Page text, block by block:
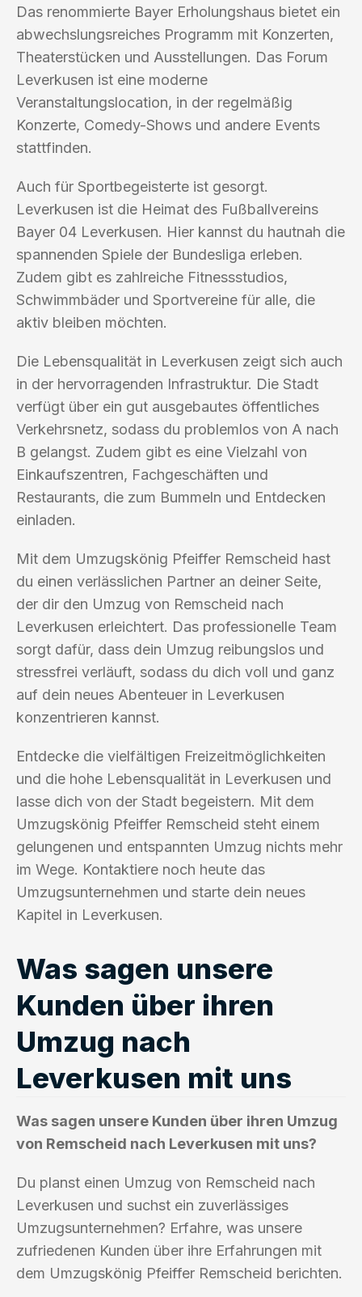
Das renommierte Bayer Erholungshaus bietet ein
abwechslungsreiches Programm mit Konzerten,
Theaterstücken und Ausstellungen. Das Forum
Leverkusen ist eine moderne
Veranstaltungslocation, in der regelmäßig
Konzerte, Comedy-Shows und andere Events
stattfinden.
Auch für Sportbegeisterte ist gesorgt.
Leverkusen ist die Heimat des Fußballvereins
Bayer 04 Leverkusen. Hier kannst du hautnah die
spannenden Spiele der Bundesliga erleben.
Zudem gibt es zahlreiche Fitnessstudios,
Schwimmbäder und Sportvereine für alle, die
aktiv bleiben möchten.
Die Lebensqualität in Leverkusen zeigt sich auch
in der hervorragenden Infrastruktur. Die Stadt
verfügt über ein gut ausgebautes öffentliches
Verkehrsnetz, sodass du problemlos von A nach
B gelangst. Zudem gibt es eine Vielzahl von
Einkaufszentren, Fachgeschäften und
Restaurants, die zum Bummeln und Entdecken
einladen.
Mit dem Umzugskönig Pfeiffer Remscheid hast
du einen verlässlichen Partner an deiner Seite,
der dir den Umzug von Remscheid nach
Leverkusen erleichtert. Das professionelle Team
sorgt dafür, dass dein Umzug reibungslos und
stressfrei verläuft, sodass du dich voll und ganz
auf dein neues Abenteuer in Leverkusen
konzentrieren kannst.
Entdecke die vielfältigen Freizeitmöglichkeiten
und die hohe Lebensqualität in Leverkusen und
lasse dich von der Stadt begeistern. Mit dem
Umzugskönig Pfeiffer Remscheid steht einem
gelungenen und entspannten Umzug nichts mehr
im Wege. Kontaktiere noch heute das
Umzugsunternehmen und starte dein neues
Kapitel in Leverkusen.
Was sagen unsere
Kunden über ihren
Umzug nach
Leverkusen mit uns
Was sagen unsere Kunden über ihren Umzug
von Remscheid nach Leverkusen mit uns?
Du planst einen Umzug von Remscheid nach
Leverkusen und suchst ein zuverlässiges
Umzugsunternehmen? Erfahre, was unsere
zufriedenen Kunden über ihre Erfahrungen mit
dem Umzugskönig Pfeiffer Remscheid berichten.